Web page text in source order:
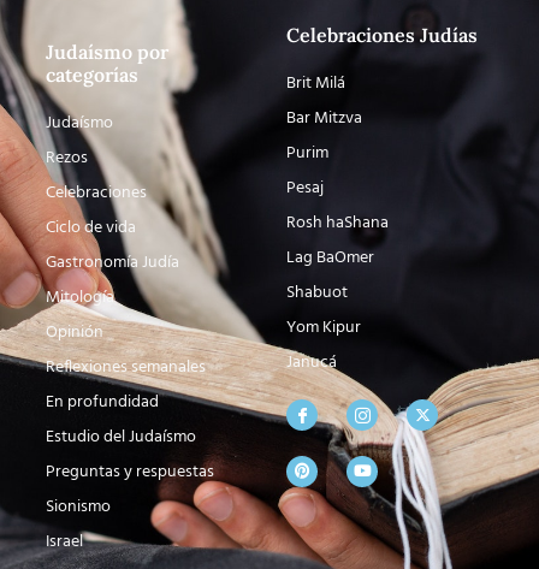
Judaísmo por
categorías
Judaísmo
Rezos
Celebraciones
Ciclo de vida
Gastronomía Judía
Mitología
Opinión
Reflexiones semanales
En profundidad
Estudio del Judaísmo
Preguntas y respuestas
Sionismo
Israel
Celebraciones Judías
Brit Milá
Bar Mitzva
Purim
Pesaj
Rosh haShana
Lag BaOmer
Shabuot
Yom Kipur
Janucá